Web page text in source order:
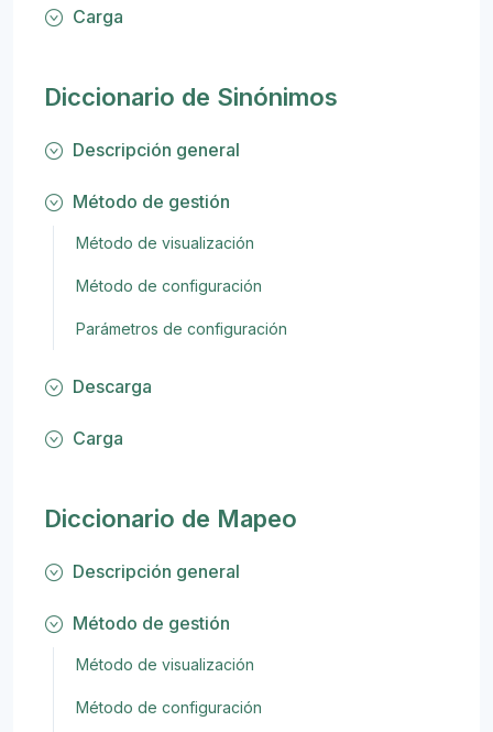
Carga
Diccionario de Sinónimos
Descripción general
Método de gestión
Método de visualización
Método de configuración
Parámetros de configuración
Descarga
Carga
Diccionario de Mapeo
Descripción general
Método de gestión
Método de visualización
Método de configuración